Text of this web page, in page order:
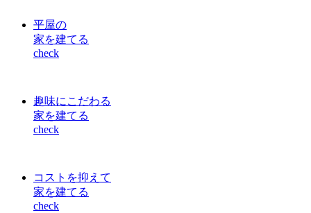
平屋の
家を建てる
check
趣味にこだわる
家を建てる
check
コストを抑えて
家を建てる
check